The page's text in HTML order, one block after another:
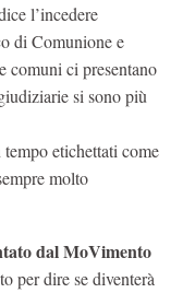
l’incedere
di Comunione e
comuni ci presentano
si sono più
etichettati come
molto
dal MoVimento
per dire se diventerà